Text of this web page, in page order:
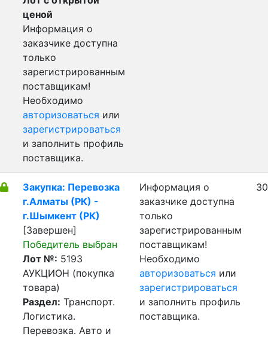
ценой
Информация о
заказчике доступна
только
зарегистрированным
поставщикам!
Необходимо
авторизоваться или
зарегистрироваться
и заполнить профиль
поставщика.
Закупка: Перевозка
г.Алматы (РК) -
г.Шымкент (РК)
[Завершен]
Победитель выбран
Лот №: 5193
АУКЦИОН (покупка
товара)
Раздел: Транспорт.
Логистика.
Перевозка. Авто и
Информация о
заказчике доступна
только
зарегистрированным
поставщикам!
Необходимо
авторизоваться или
зарегистрироваться
и заполнить профиль
поставщика.